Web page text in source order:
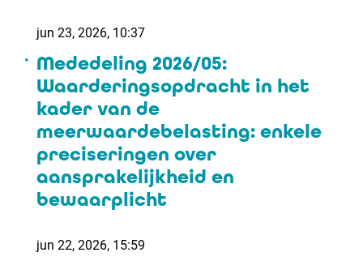
jun 23, 2026, 10:37
Mededeling 2026/05:
Waarderingsopdracht in het
kader van de
meerwaardebelasting: enkele
preciseringen over
aansprakelijkheid en
bewaarplicht
jun 22, 2026, 15:59